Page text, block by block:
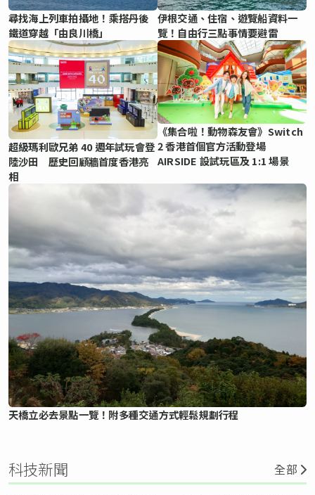
尋找海上列車拍攝地！乘搭丹後
鐵道穿越「由良川橋」
伊根交通、住宿、遊覽船資料一
覽！自由行三點事情要避雷
超級瑪利歐兄弟 40 週年試玩會登
陸沙田 歷史回顧牆首度香港亮
相
《集合啦！動物森友會》Switch
2 香港首個官方活動登場
AIRSIDE 設試玩區及 1:1 場景
天橋立必去景點一覽！附多種交通方式輕鬆規劃行程
科技新聞 全部